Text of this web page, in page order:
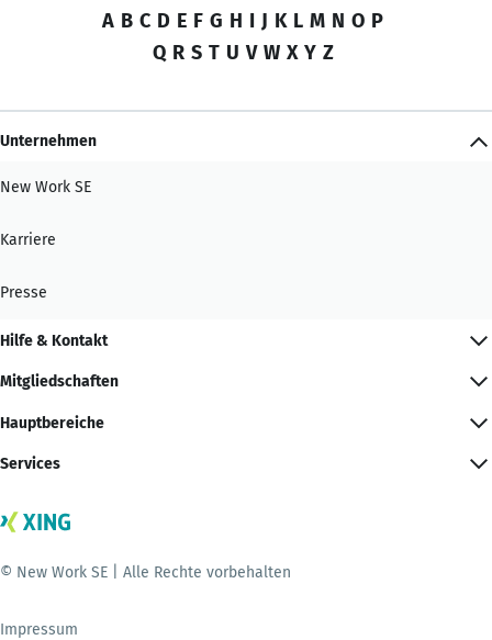
A B C D E F G H I J K L M N O P
Q R S T U V W X Y Z
Unternehmen
New Work SE
Karriere
Presse
Hilfe & Kontakt
Mitgliedschaften
Hauptbereiche
Services
© New Work SE | Alle Rechte vorbehalten
Impressum